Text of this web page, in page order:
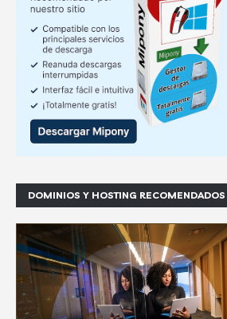
DOMINIOS Y HOSTING RECOMENDADOS